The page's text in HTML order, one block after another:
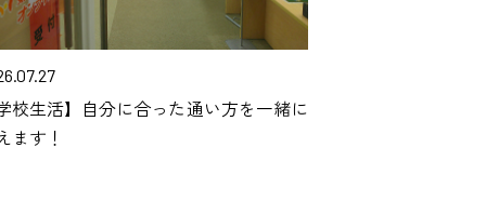
校生活】自分に合った通い方を一緒に
ます！